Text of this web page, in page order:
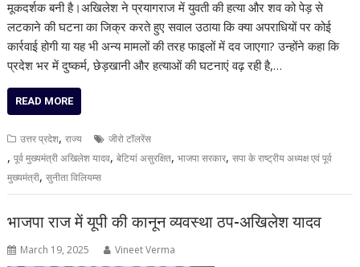
मूकदर्शक बनी है।अखिलेश ने प्रयागराज में युवती की हत्या और शव को पेड़ से
लटकाने की घटना का जिक्र करते हुए सवाल उठाया कि क्या अपराधियों पर कोई
कार्रवाई होगी या यह भी अन्य मामलों की तरह फाइलों में दव जाएगा? उन्होंने कहा कि
प्रदेश भर में दुष्कर्म, छेड़खानी और हत्याओं की घटनाएं वढ़ रही है,…
READ MORE
उत्तर प्रदेश,राज्य जीरो टॉलरेंस
,पूर्व मुख्यमंत्री अखिलेश यादव,बेटियां असुरक्षित,भाजपा सरकार,सपा के राष्ट्रीय अध्यक्ष एवं पूर्व
मुख्यमंत्री,सुनीता विलियम्स
भाजपा राज में यूपी की कानून व्यवस्था ठप-अखिलेश यादव
March 19, 2025 Vineet Verma